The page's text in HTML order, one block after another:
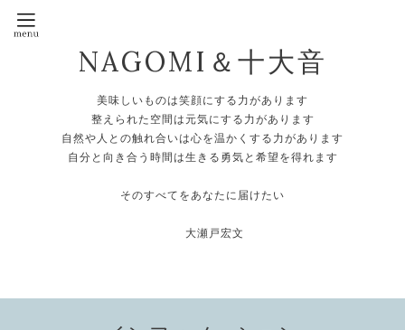
NAGOMI＆十大音
美味しいものは笑顔にする力があります
整えられた空間は元気にする力があります
自然や人との触れ合いは心を温かくする力があります
自分と向き合う時間は生きる勇気と希望を得れます
そのすべてをあなたに届けたい
大瀬戸宏文